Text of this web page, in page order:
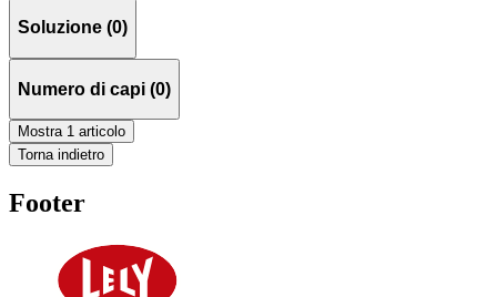
Soluzione (0)
Numero di capi (0)
Mostra 1 articolo
Torna indietro
Footer